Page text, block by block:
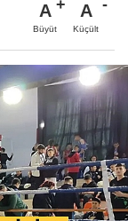
A
Büyüt
A
Küçült